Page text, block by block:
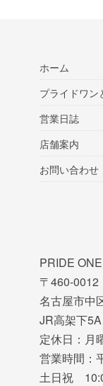
ホーム
プライドワン
営業日誌
店舗案内
お問い合わせ
PRIDE
〒460-0012
名古屋市中
JR高架下5A
定休日：月
営業時間：
土日祝